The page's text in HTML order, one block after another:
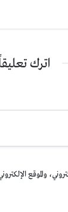
اترك
والموقع